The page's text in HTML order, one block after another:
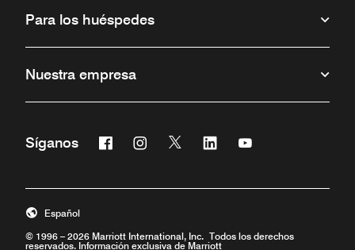
Para los huéspedes
Nuestra empresa
Síganos Facebook
Abre una ventana nueva
Instagram
Abre una ventana nueva
Twitter
Abre una ventana nueva
Linkedin
Abre una ventana nueva
Abre una ventana
© 1996 – 2026 Marriott International, Inc. Todos los derechos
reservados. Información exclusiva de Marriott
Español